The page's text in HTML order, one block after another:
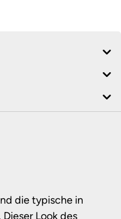
die typische in
Look des